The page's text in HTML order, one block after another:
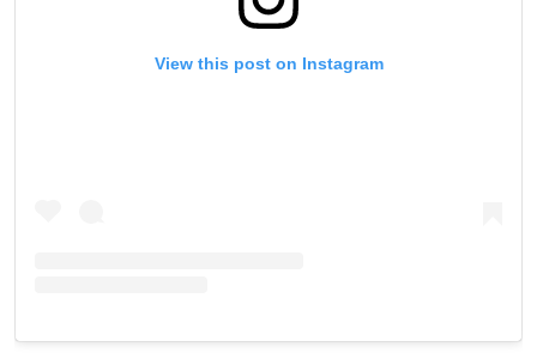
View this post on Instagram